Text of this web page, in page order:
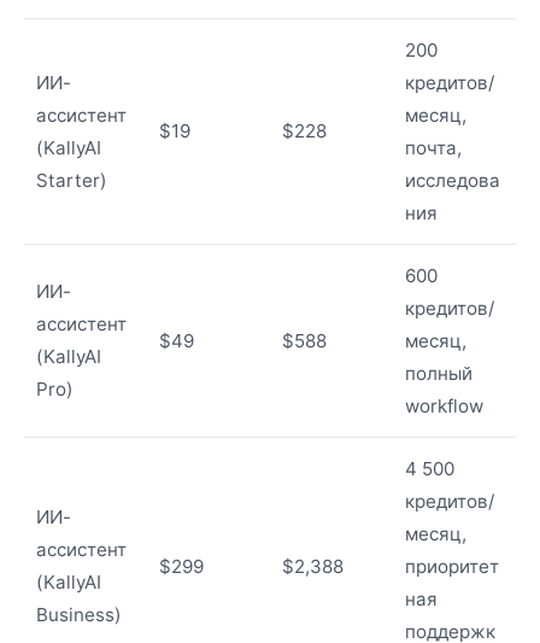
ИИ-
ассистент
(KallyAI
Starter)
$19 $228
200
кредитов/
месяц,
почта,
исследова
ния
ИИ-
ассистент
(KallyAI
Pro)
$49 $588
600
кредитов/
месяц,
полный
workflow
ИИ-
ассистент
(KallyAI
Business)
$299 $2,388
4 500
кредитов/
месяц,
приоритет
ная
поддержк